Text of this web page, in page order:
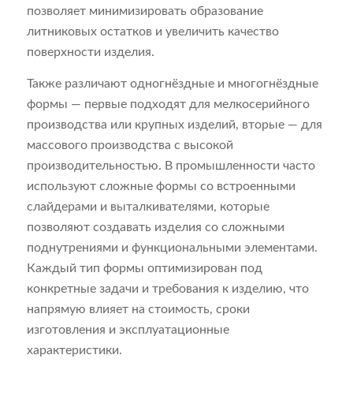
позволяет минимизировать образование
литниковых остатков и увеличить качество
поверхности изделия.
Также различают одногнёздные и многогнёздные
формы — первые подходят для мелкосерийного
производства или крупных изделий, вторые — для
массового производства с высокой
производительностью. В промышленности часто
используют сложные формы со встроенными
слайдерами и выталкивателями, которые
позволяют создавать изделия со сложными
поднутрениями и функциональными элементами.
Каждый тип формы оптимизирован под
конкретные задачи и требования к изделию, что
напрямую влияет на стоимость, сроки
изготовления и эксплуатационные
характеристики.